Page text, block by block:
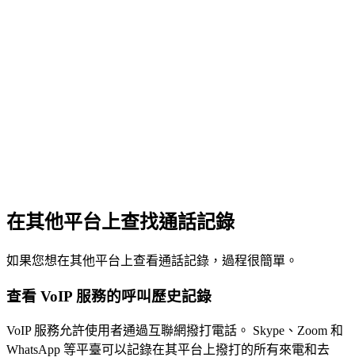
在其他平台上查找通話記錄
如果您想在其他平台上查看通話記錄，過程很簡單。
查看 VoIP 服務的呼叫歷史記錄
VoIP 服務允許使用者通過互聯網撥打電話。 Skype、Zoom 和
WhatsApp 等平臺可以記錄在其平台上撥打的所有來電和去